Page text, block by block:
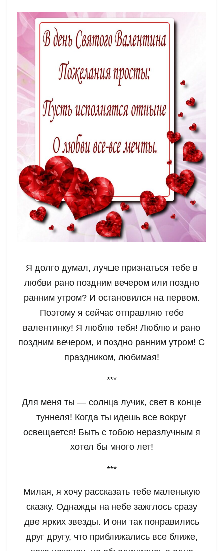
Я долго думал, лучше признаться тебе в
любви рано поздним вечером или поздно
ранним утром? И остановился на первом.
Поэтому я сейчас отправляю тебе
валентинку! Я люблю тебя! Люблю и рано
поздним вечером, и поздно ранним утром! С
праздником, любимая!
***
Для меня ты — солнца лучик, свет в конце
туннеля! Когда ты идешь все вокруг
освещается! Быть с тобою неразлучным я
хотел бы много лет!
***
Милая, я хочу рассказать тебе маленькую
сказку. Однажды на небе зажглось сразу
две ярких звезды. И они так понравились
друг другу, что приближались все ближе,